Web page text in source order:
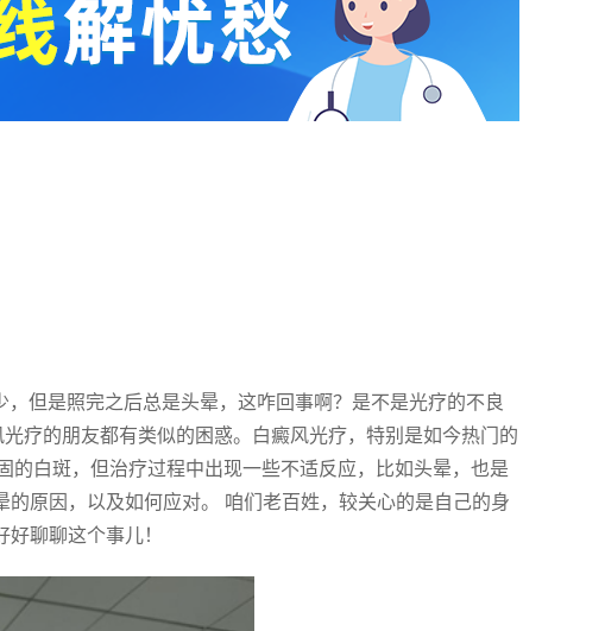
但是照完之后总是头晕，这咋回事啊？是不是光疗的不良
疗的朋友都有类似的困惑。白癜风光疗，特别是如今热门的
的白斑，但治疗过程中出现一些不适反应，比如头晕，也是
原因，以及如何应对。 咱们老百姓，较关心的是自己的身
聊聊这个事儿！